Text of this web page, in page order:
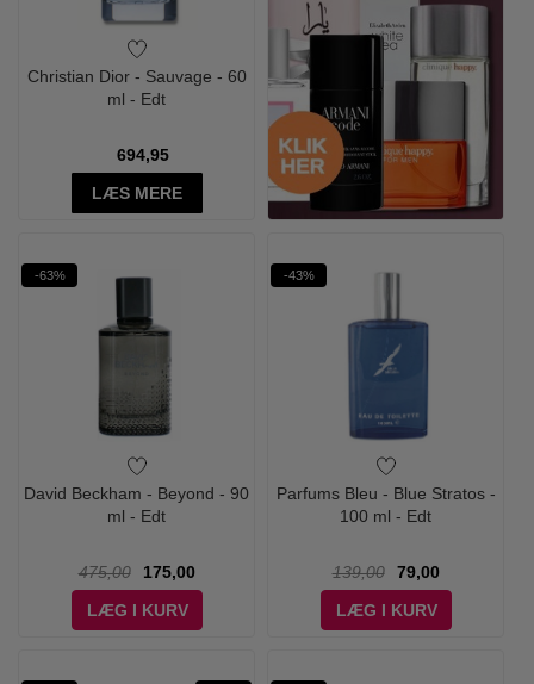
Christian Dior - Sauvage - 60
ml - Edt
694,95
LÆS MERE
-63%
David Beckham - Beyond - 90
ml - Edt
475,00
175,00
LÆG I KURV
-43%
Parfums Bleu - Blue Stratos -
100 ml - Edt
139,00
79,00
LÆG I KURV